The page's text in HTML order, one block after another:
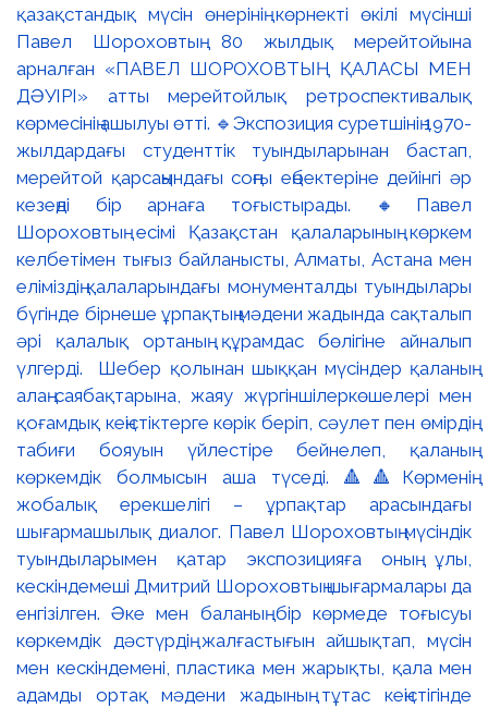
қазақстандық мүсін өнерінің көрнекті өкілі мүсінші
Павел Шороховтың 80 жылдық мерейтойына
арналған «ПАВЕЛ ШОРОХОВТЫҢ ҚАЛАСЫ МЕН
ДӘУІРІ» атты мерейтойлық ретроспективалық
көрмесінің ашылуы өтті. 🔹Экспозиция суретшінің 1970-
жылдардағы студенттік туындыларынан бастап,
мерейтой қарсаңындағы соңғы еңбектеріне дейінгі әр
кезеңді бір арнаға тоғыстырады. 🔸Павел
Шороховтың есімі Қазақстан қалаларының көркем
келбетімен тығыз байланысты, Алматы, Астана мен
еліміздің қалаларындағы монументалды туындылары
бүгінде бірнеше ұрпақтың мәдени жадында сақталып
әрі қалалық ортаның құрамдас бөлігіне айналып
үлгерді. Шебер қолынан шыққан мүсіндер қаланың
алаң-саябақтарына, жаяу жүргіншілеркөшелері мен
қоғамдық кеңістіктерге көрік беріп, сәулет пен өмірдің
табиғи бояуын үйлестіре бейнелеп, қаланың
көркемдік болмысын аша түседі. 🔺🔺Көрменің
жобалық ерекшелігі – ұрпақтар арасындағы
шығармашылық диалог. Павел Шороховтың мүсіндік
туындыларымен қатар экспозицияға оның ұлы,
кескіндемеші Дмитрий Шороховтың шығармалары да
енгізілген. Әке мен баланың бір көрмеде тоғысуы
көркемдік дәстүрдің жалғастығын айшықтап, мүсін
мен кескіндемені, пластика мен жарықты, қала мен
адамды ортақ мәдени жадының тұтас кеңістігінде